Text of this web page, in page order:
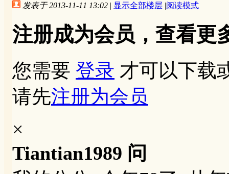
发表于 2013-11-11 13:02 | 显示全部楼层 |阅读模式
注册成为会员，查看更
您需要 登录 才可以下载
请先注册为会员
×
Tiantian1989 问